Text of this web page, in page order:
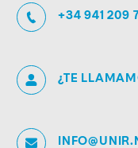
+34 941 209
¿TE